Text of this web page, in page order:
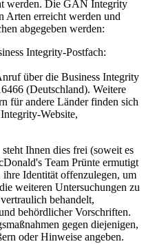
werden. Die GAN Integrity
Arten erreicht werden und
abgegeben werden:
Integrity-Postfach:
über die Business Integrity
(Deutschland). Weitere
für andere Länder finden sich
Website,
Ihnen dies frei (soweit es
Team Prünte ermutigt
ihre Identität offenzulegen, um
weiteren Untersuchungen zu
behandelt,
behördlicher Vorschriften.
gegen diejenigen,
oder Hinweise angeben.